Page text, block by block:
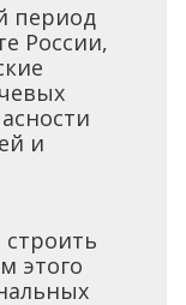
период
России,
и
этого